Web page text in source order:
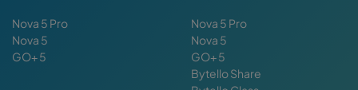
Nova 5 Pro
Nova 5
GO+ 5
Nova 5 Pro
Nova 5
GO+ 5
Bytello Share